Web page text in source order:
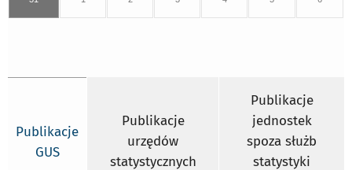
Publikacje
GUS
Publikacje
urzędów
statystycznych
Publikacje
jednostek
spoza służb
statystyki